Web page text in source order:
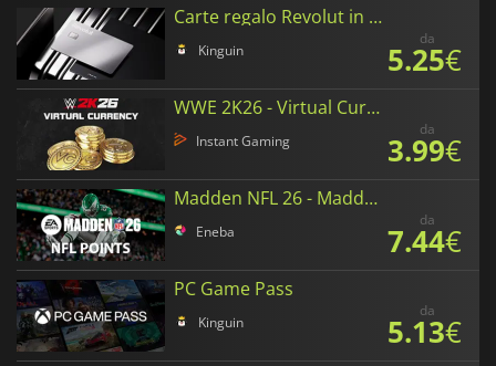
Carte regalo Revolut in Euro
Kinguin
da
5.25€
WWE 2K26 - Virtual Currency
Instant Gaming
da
3.99€
Madden NFL 26 - Madden Points
Eneba
da
7.44€
PC Game Pass
Kinguin
da
5.13€